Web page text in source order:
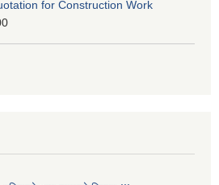
for Construction Work